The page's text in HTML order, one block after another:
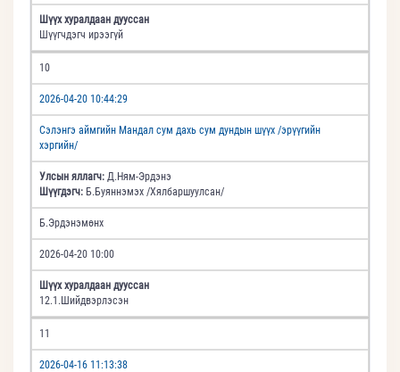
Шүүх хуралдаан дууссан
Шүүгчдэгч ирээгүй
10
2026-04-20 10:44:29
Сэлэнгэ аймгийн Мандал сум дахь сум дундын шүүх /эрүүгийн
хэргийн/
Улсын яллагч: Д.Ням-Эрдэнэ
Шүүгдэгч: Б.Буяннэмэх /Хялбаршуулсан/
Б.Эрдэнэмөнх
2026-04-20 10:00
Шүүх хуралдаан дууссан
12.1.Шийдвэрлэсэн
11
2026-04-16 11:13:38